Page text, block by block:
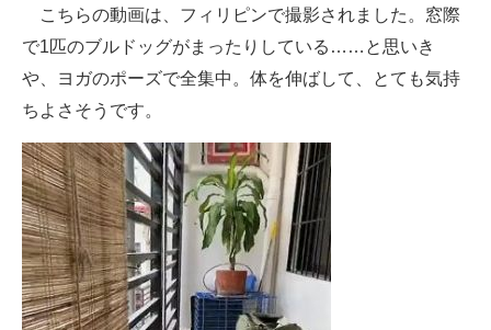
企業向けIT製品の総合サイト
IT製品の技術・比較・事例
製造業のIT導入・活用を支援
モノづくり技術者専門サイト
エレクトロニクス専門サイト
電子設計の基本と応用
エネルギーの専門メディア
こちらの動画は、フィリピンで撮影されました。窓際
で1匹のブルドッグがまったりしている……と思いき
や、ヨガのポーズで全集中。体を伸ばして、とても気持
ちよさそうです。